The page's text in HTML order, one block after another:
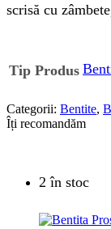
scrisă cu
Tip Produs
Categorii: Bentite,
Îți recomandăm
2 în stoc